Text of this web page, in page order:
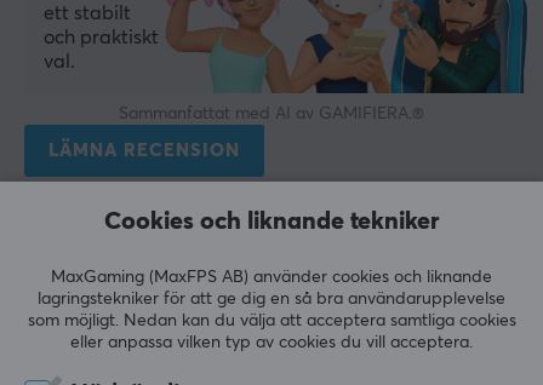
20 kg
Bredd
Djup
ett stabilt
och praktiskt
val.
Sammanfattat med AI av GAMIFIERA.®
LÄMNA RECENSION
Alla recensioner
Stian J
Verifierad köpare
Level 10
Mindful Challenger
Cookies och liknande tekniker
MaxGaming (MaxFPS AB) använder cookies och liknande
lagringstekniker för att ge dig en så bra användarupplevelse
som möjligt. Nedan kan du välja att acceptera samtliga cookies
eller anpassa vilken typ av cookies du vill acceptera.